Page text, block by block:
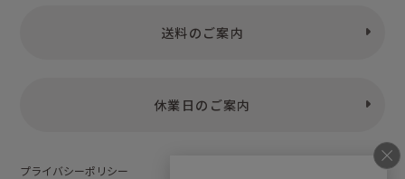
送料のご案内
休業日のご案内
プライバシーポリシー